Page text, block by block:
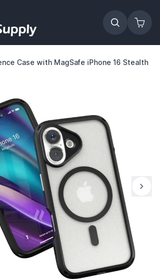
Case with MagSafe iPhone 16 Stealth